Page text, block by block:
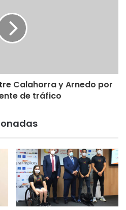
Calahorra y Arnedo por
de tráfico